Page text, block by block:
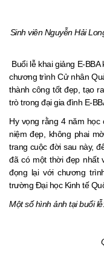
Sinh viên Nguyễn Hải
Buổi lễ khai giảng E-
chương trình Cử nhân
thành công tốt đẹp, tạo
trò trong đại gia đình E-
Hy vọng rằng 4 năm học
niệm đẹp, không phai
trang cuộc đời sau này,
đã có một thời đẹp nhất
đọng lại với chương
trường Đại học Kinh tế
Một số hình ảnh tại buổi lễ: